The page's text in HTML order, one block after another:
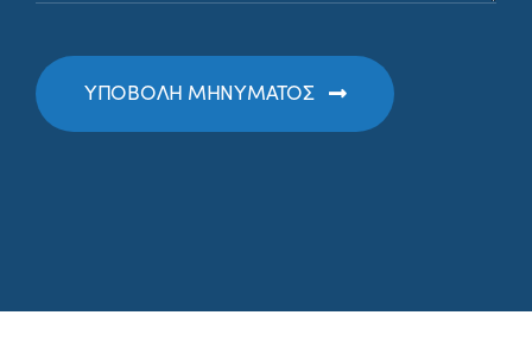
ΥΠΟΒΟΛΗ ΜΗΝΥΜΑΤΟΣ